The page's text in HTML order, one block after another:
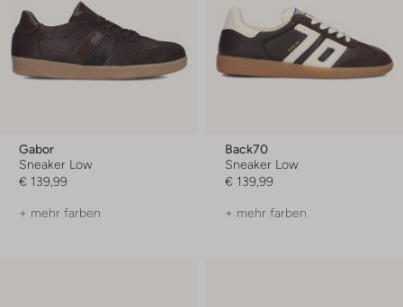
Gabor
Sneaker Low
€ 139,99
+ mehr farben
Back70
Sneaker Low
€ 139,99
+ mehr farben